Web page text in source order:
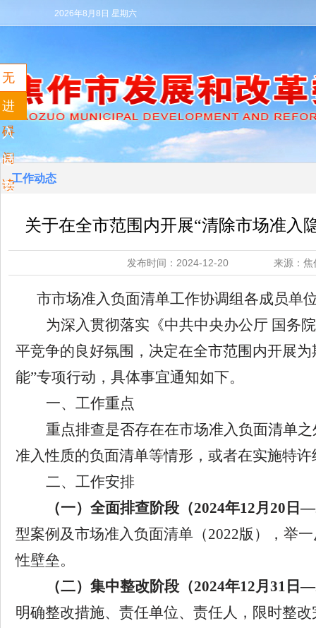
2026年8月8日 星期六
无
障
碍
阅
读
进
入
适
老
工作动态
关于在全市范围内开展“清除市场准入
发布时间：2024-12-20 来源：焦
市市场准入负面清单工作协调组各成员单
为深入贯彻落实《中共中央办公厅 国务
平竞争的良好氛围，决定在全市范围内开展
能”专项行动，具体事宜通知如下。
一、工作重点
重点排查是否存在在市场准入负面清单
准入性质的负面清单等情形 ，或者在实施特
二、工作安排
（一）全面排查阶段（2024年12月 20 日
型案例及市场准入负面清单（2022版），举
性壁垒。
（二）集中整改阶段（2024年12月 31 日
明确整改措施、责任单位、责任人，限时整改